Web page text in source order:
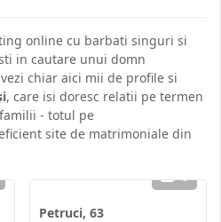
online cu barbati singuri si
in cautare unui domn
chiar aici mii de profile si
, care isi doresc relatii pe termen
- totul pe
site de matrimoniale din
6
Petruci, 63